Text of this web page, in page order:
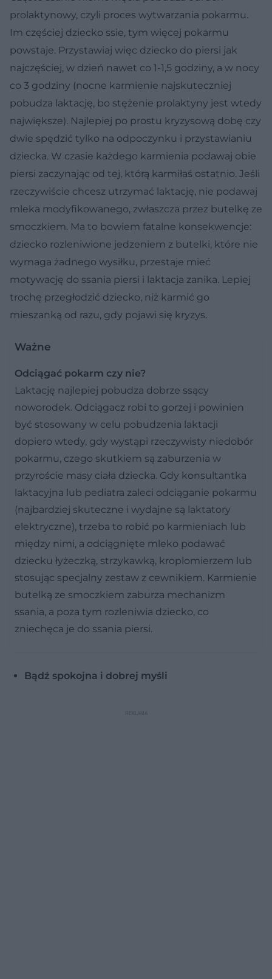
prolaktynowy, czyli proces wytwarzania pokarmu.
Im częściej dziecko ssie, tym więcej pokarmu
powstaje. Przystawiaj więc dziecko do piersi jak
najczęściej, w dzień nawet co 1-1,5 godziny, a w nocy
co 3 godziny (nocne karmienie najskuteczniej
pobudza laktację, bo stężenie prolaktyny jest wtedy
największe). Najlepiej po prostu kryzysową dobę czy
dwie spędzić tylko na odpoczynku i przystawianiu
dziecka. W czasie każdego karmienia podawaj obie
piersi zaczynając od tej, którą karmiłaś ostatnio. Jeśli
rzeczywiście chcesz utrzymać laktację, nie podawaj
mleka modyfikowanego, zwłaszcza przez butelkę ze
smoczkiem. Ma to bowiem fatalne konsekwencje:
dziecko rozleniwione jedzeniem z butelki, które nie
wymaga żadnego wysiłku, przestaje mieć
motywację do ssania piersi i laktacja zanika. Lepiej
trochę przegłodzić dziecko, niż karmić go
mieszanką od razu, gdy pojawi się kryzys.
Ważne
Odciągać pokarm czy nie?
Laktację najlepiej pobudza dobrze ssący
noworodek. Odciągacz robi to gorzej i powinien
być stosowany w celu pobudzenia laktacji
dopiero wtedy, gdy wystąpi rzeczywisty niedobór
pokarmu, czego skutkiem są zaburzenia w
przyroście masy ciała dziecka. Gdy konsultantka
laktacyjna lub pediatra zaleci odciąganie pokarmu
(najbardziej skuteczne i wydajne są laktatory
elektryczne), trzeba to robić po karmieniach lub
między nimi, a odciągnięte mleko podawać
dziecku łyżeczką, strzykawką, kroplomierzem lub
stosując specjalny zestaw z cewnikiem. Karmienie
butelką ze smoczkiem zaburza mechanizm
ssania, a poza tym rozleniwia dziecko, co
zniechęca je do ssania piersi.
Bądź spokojna i dobrej myśli